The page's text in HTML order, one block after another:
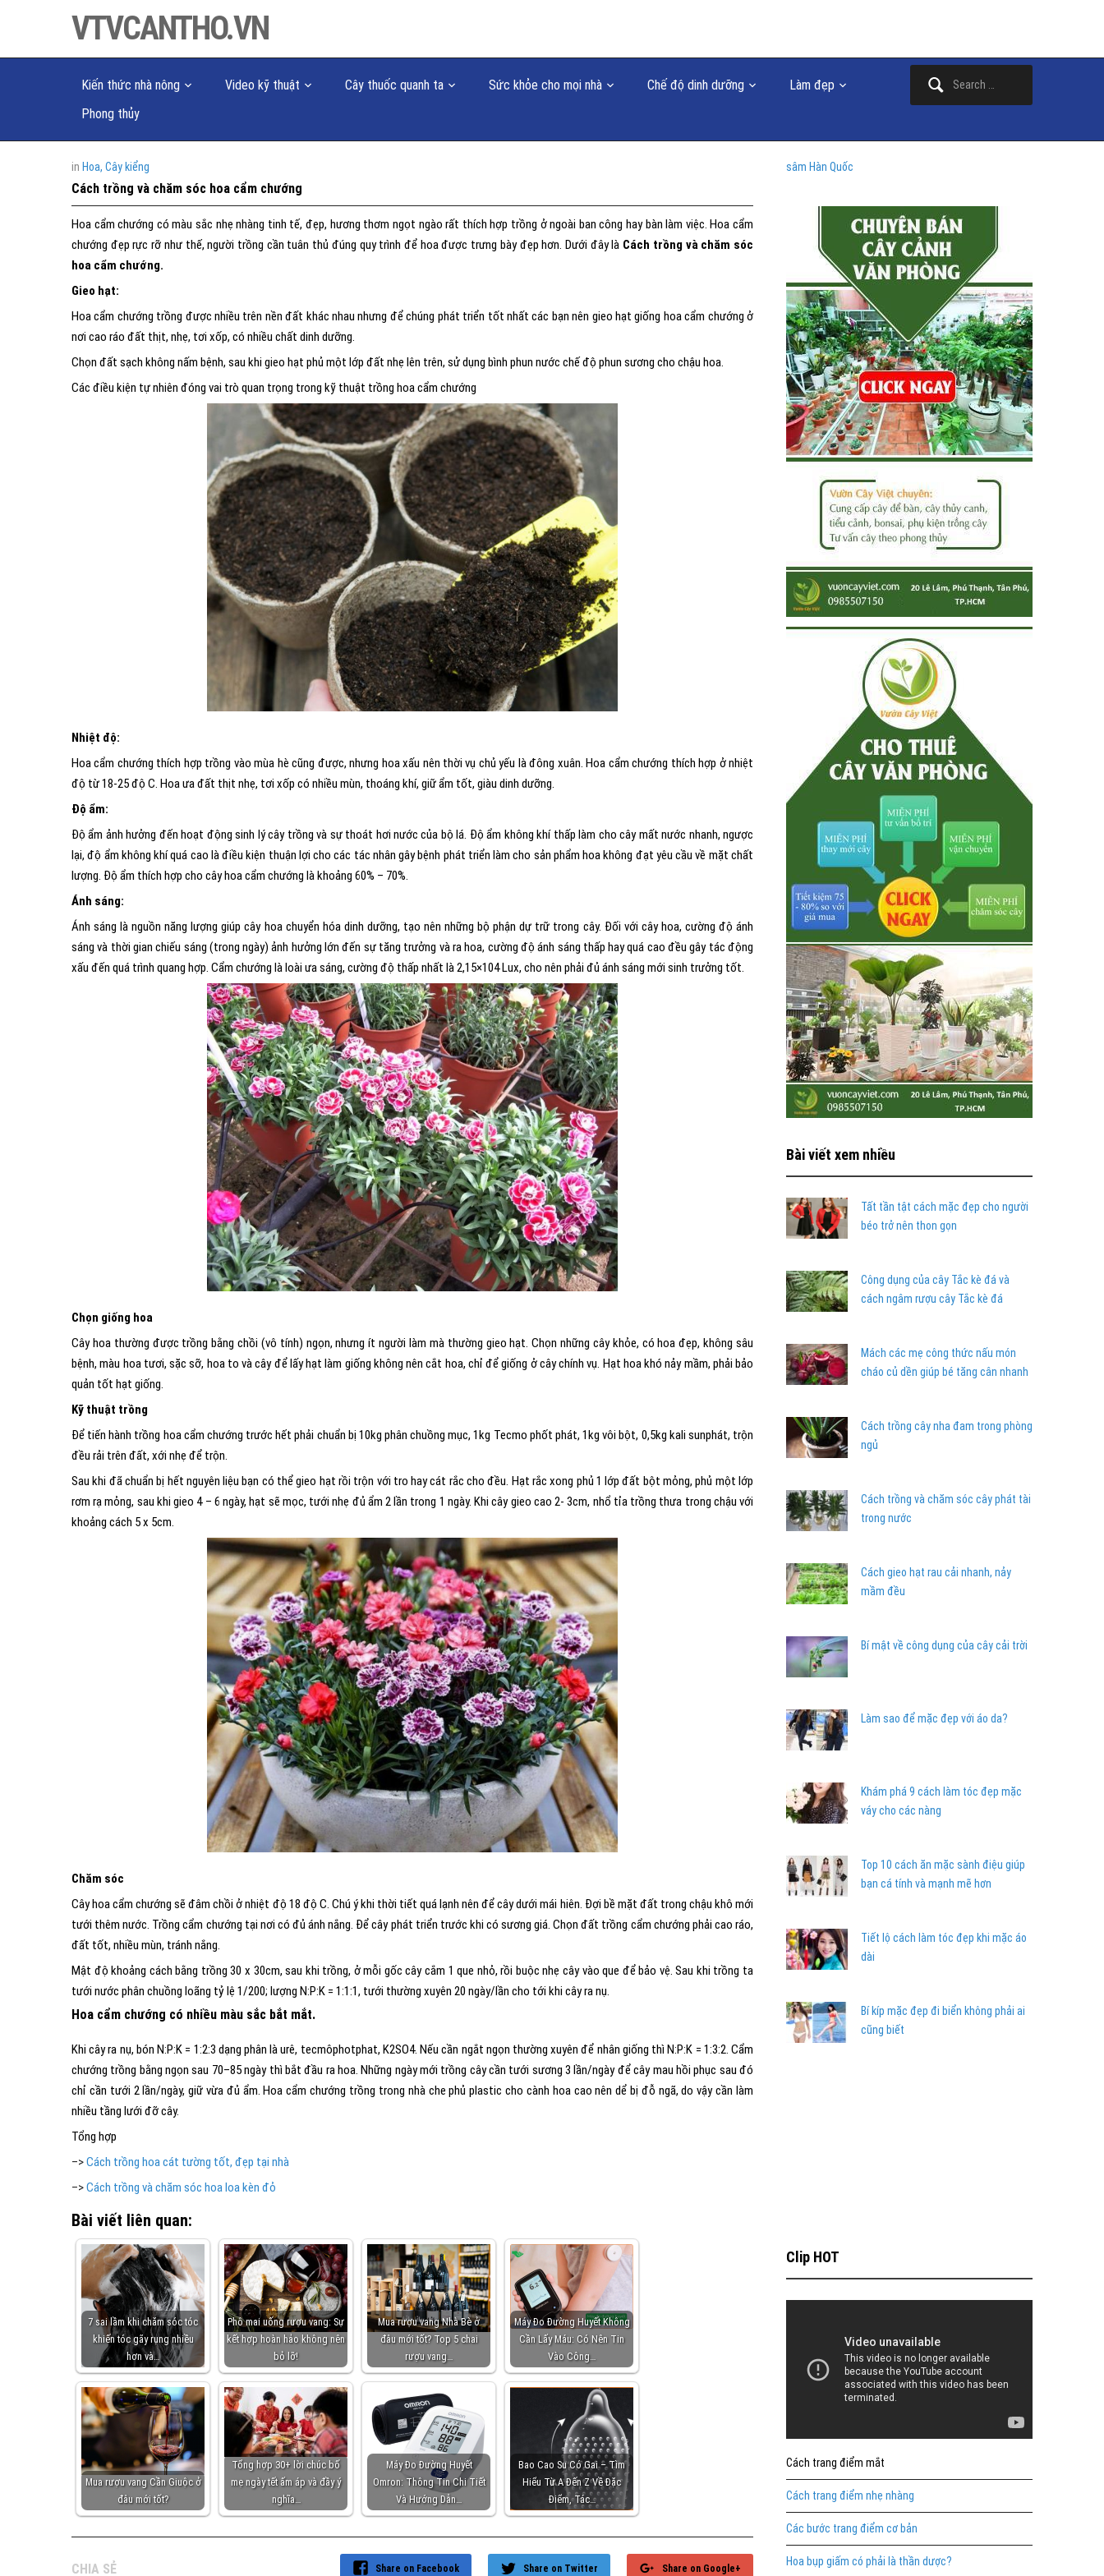
VTVCANTHO.VN
Kiến thức nhà nông Video kỹ thuật Cây thuốc quanh ta Sức khỏe cho mọi nhà Chế độ dinh dưỡng
Làm đẹp
Phong thủy
in Hoa, Cây kiểng
Cách trồng và chăm sóc hoa cẩm chướng
Hoa cẩm chướng có màu sắc nhẹ nhàng tinh tế, đẹp, hương thơm ngọt ngào rất thích hợp trồng ở ngoài ban công hay bàn làm việc. Hoa cẩm
chướng đẹp rực rỡ như thế, người trồng cần tuân thủ đúng quy trình để hoa được trưng bày đẹp hơn. Dưới đây là Cách trồng và chăm sóc
hoa cẩm chướng.
Gieo hạt:
Hoa cẩm chướng trồng được nhiều trên nền đất khác nhau nhưng để chúng phát triển tốt nhất các bạn nên gieo hạt giống hoa cẩm chướng ở
nơi cao ráo đất thịt, nhẹ, tơi xốp, có nhiều chất dinh dưỡng.
Chọn đất sạch không nấm bệnh, sau khi gieo hạt phủ một lớp đất nhẹ lên trên, sử dụng bình phun nước chế độ phun sương cho chậu hoa.
Các điều kiện tự nhiên đóng vai trò quan trọng trong kỹ thuật trồng hoa cẩm chướng
Nhiệt độ:
Hoa cẩm chướng thích hợp trồng vào mùa hè cũng được, nhưng hoa xấu nên thời vụ chủ yếu là đông xuân. Hoa cẩm chướng thích hợp ở nhiệt
độ từ 18-25 độ C. Hoa ưa đất thịt nhẹ, tơi xốp có nhiều mùn, thoáng khí, giữ ẩm tốt, giàu dinh dưỡng.
Độ ẩm:
Độ ẩm ảnh hưởng đến hoạt động sinh lý cây trồng và sự thoát hơi nước của bộ lá. Độ ẩm không khí thấp làm cho cây mất nước nhanh, ngược
lại, độ ẩm không khí quá cao là điều kiện thuận lợi cho các tác nhân gây bệnh phát triển làm cho sản phẩm hoa không đạt yêu cầu về mặt chất
lượng. Độ ẩm thích hợp cho cây hoa cẩm chướng là khoảng 60% – 70%.
Ánh sáng:
Ánh sáng là nguồn năng lượng giúp cây hoa chuyển hóa dinh dưỡng, tạo nên những bộ phận dự trữ trong cây. Đối với cây hoa, cường độ ánh
sáng và thời gian chiếu sáng (trong ngày) ảnh hưởng lớn đến sự tăng trưởng và ra hoa, cường độ ánh sáng thấp hay quá cao đều gây tác động
xấu đến quá trình quang hợp. Cẩm chướng là loài ưa sáng, cường độ thấp nhất là 2,15×104 Lux, cho nên phải đủ ánh sáng mới sinh trưởng tốt.
Chọn giống hoa
Cây hoa thường được trồng bằng chồi (vô tính) ngọn, nhưng ít người làm mà thường gieo hạt. Chọn những cây khỏe, có hoa đẹp, không sâu
bệnh, màu hoa tươi, sặc sỡ, hoa to và cây để lấy hạt làm giống không nên cắt hoa, chỉ để giống ở cây chính vụ. Hạt hoa khó nảy mầm, phải bảo
quản tốt hạt giống.
Kỹ thuật trồng
Để tiến hành trồng hoa cẩm chướng trước hết phải chuẩn bị 10kg phân chuồng mục, 1kg Tecmo phốt phát, 1kg vôi bột, 0,5kg kali sunphát, trộn
đều rải trên đất, xới nhẹ để trộn.
Sau khi đã chuẩn bị hết nguyên liệu bạn có thể gieo hạt rồi trộn với tro hay cát rắc cho đều. Hạt rắc xong phủ 1 lớp đất bột mỏng, phủ một lớp
rơm rạ mỏng, sau khi gieo 4 – 6 ngày, hạt sẽ mọc, tưới nhẹ đủ ẩm 2 lần trong 1 ngày. Khi cây gieo cao 2- 3cm, nhổ tỉa trồng thưa trong chậu với
khoảng cách 5 x 5cm.
Chăm sóc
Cây hoa cẩm chướng sẽ đâm chồi ở nhiệt độ 18 độ C. Chú ý khi thời tiết quá lạnh nên để cây dưới mái hiên. Đợi bề mặt đất trong chậu khô mới
tưới thêm nước. Trồng cẩm chướng tại nơi có đủ ánh nắng. Để cây phát triển trước khi có sương giá. Chọn đất trồng cẩm chướng phải cao ráo,
đất tốt, nhiều mùn, tránh nắng.
Mật độ khoảng cách bằng trồng 30 x 30cm, sau khi trồng, ở mỗi gốc cây cắm 1 que nhỏ, rồi buộc nhẹ cây vào que để bảo vệ. Sau khi trồng ta
tưới nước phân chuồng loãng tỷ lệ 1/200; lượng N:P:K = 1:1:1, tưới thường xuyên 20 ngày/lần cho tới khi cây ra nụ.
Hoa cẩm chướng có nhiều màu sắc bắt mắt.
Khi cây ra nụ, bón N:P:K = 1:2:3 dạng phân là urê, tecmôphotphat, K2SO4. Nếu cần ngắt ngọn thường xuyên để nhân giống thì N:P:K = 1:3:2. Cẩm
chướng trồng bằng ngọn sau 70–85 ngày thì bắt đầu ra hoa. Những ngày mới trồng cây cần tưới sương 3 lần/ngày để cây mau hồi phục sau đó
chỉ cần tưới 2 lần/ngày, giữ vừa đủ ẩm. Hoa cẩm chướng trồng trong nhà che phủ plastic cho cành hoa cao nên dể bị đỗ ngã, do vậy cần làm
nhiều tầng lưới đỡ cây.
Tổng hợp
–>Cách trồng hoa cát tường tốt, đẹp tại nhà
–>Cách trồng và chăm sóc hoa loa kèn đỏ
Bài viết liên quan:
7 sai lầm khi chăm sóc tóc
khiến tóc gãy rụng nhiều
hơn và…
Phô mai uống rượu vang: Sự
kết hợp hoàn hảo không nên
bỏ lỡ!
Mua rượu vang Nhà Bè ở
đâu mới tốt? Top 5 chai
rượu vang…
Máy Đo Đường Huyết Không
Cần Lấy Máu: Có Nên Tin
Vào Công…
Mua rượu vang Cần Giuộc ở
đâu mới tốt?
Tổng hợp 30+ lời chúc bố
mẹ ngày tết ấm áp và đầy ý
nghĩa…
Máy Đo Đường Huyết
Omron: Thông Tin Chi Tiết
Và Hướng Dẫn…
Bao Cao Su Có Gai – Tìm
Hiểu Từ A Đến Z Về Đặc
Điểm, Tác…
CHIA SẺ Share on Google+
Share on Twitter
Share on Facebook
sâm Hàn Quốc
Bài viết xem nhiều
Tất tần tật cách mặc đẹp cho người
béo trở nên thon gọn
Công dụng của cây Tắc kè đá và
cách ngâm rượu cây Tắc kè đá
Mách các mẹ công thức nấu món
cháo củ dền giúp bé tăng cân nhanh
Cách trồng cây nha đam trong phòng
ngủ
Cách trồng và chăm sóc cây phát tài
trong nước
Cách gieo hạt rau cải nhanh, nảy
mầm đều
Bí mật về công dụng của cây cải trời
Làm sao để mặc đẹp với áo da?
Khám phá 9 cách làm tóc đẹp mặc
váy cho các nàng
Top 10 cách ăn mặc sành điệu giúp
bạn cá tính và mạnh mẽ hơn
Tiết lộ cách làm tóc đẹp khi mặc áo
dài
Bí kíp mặc đẹp đi biển không phải ai
cũng biết
Clip HOT
Cách trang điểm mắt
Cách trang điểm nhẹ nhàng
Các bước trang điểm cơ bản
Hoa bụp giấm có phải là thần dược?